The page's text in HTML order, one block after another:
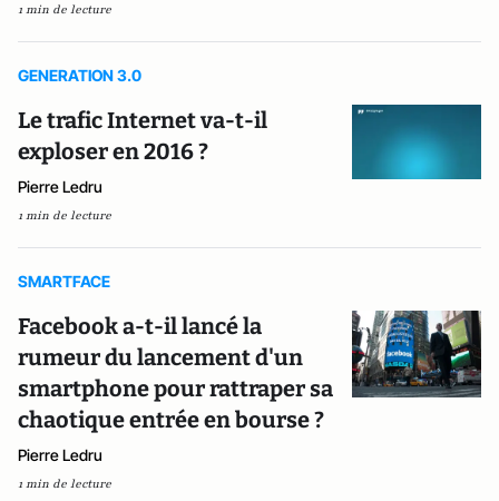
1 min de lecture
GENERATION 3.0
Le trafic Internet va-t-il
exploser en 2016 ?
Pierre Ledru
1 min de lecture
SMARTFACE
Facebook a-t-il lancé la
rumeur du lancement d'un
smartphone pour rattraper sa
chaotique entrée en bourse ?
Pierre Ledru
1 min de lecture